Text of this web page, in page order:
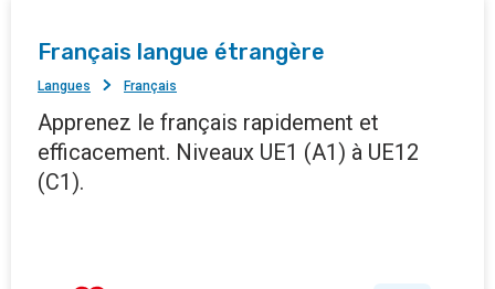
Français langue étrangère
Langues Français
Apprenez le français rapidement et
efficacement. Niveaux UE1 (A1) à UE12
(C1).